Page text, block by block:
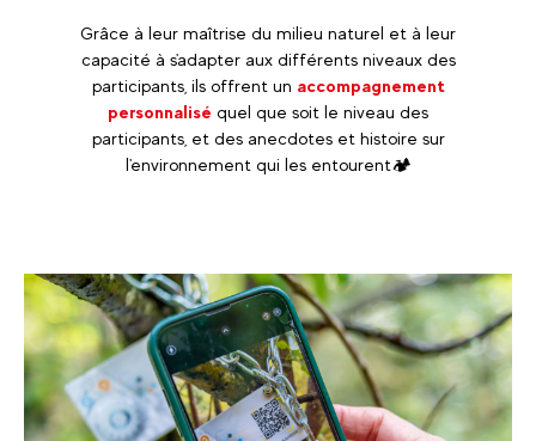
Grâce à leur maîtrise du milieu naturel et à leur
capacité à s'adapter aux différents niveaux des
participants, ils offrent un accompagnement
personnalisé quel que soit le niveau des
participants, et des anecdotes et histoire sur
l'environnement qui les entourent🏕️